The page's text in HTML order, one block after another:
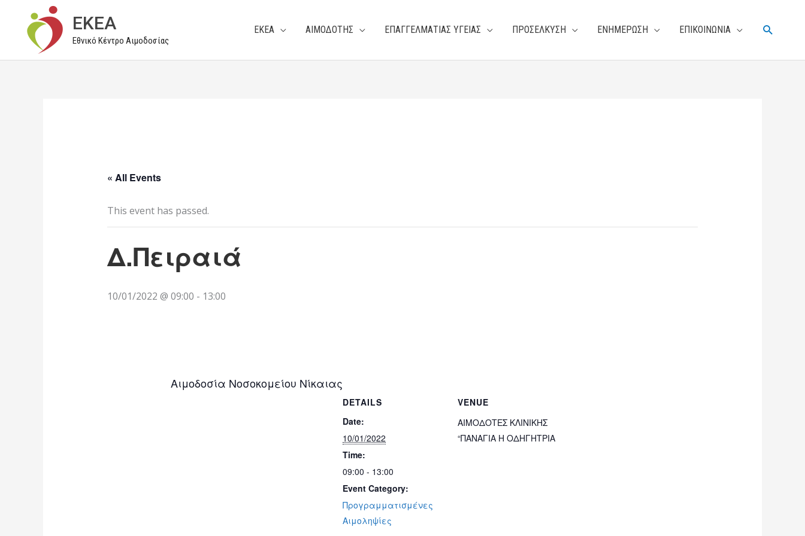
περιεχόμενο
EKEA
Εθνικό Κέντρο Αιμοδοσίας
ΕΚΕΑ ΑΙΜΟΔΟΤΗΣ ΕΠΑΓΓΕΛΜΑΤΙΑΣ ΥΓΕΙΑΣ ΠΡΟΣΕΛΚΥΣΗ ΕΝΗΜΕΡΩΣΗ ΕΠΙΚΟΙΝΩΝΙΑ
« All Events
This event has passed.
Δ.Πειραιά
10/01/2022 @ 09:00 - 13:00
Αιμοδοσία Νοσοκομείου Νίκαιας
DETAILS
Date:
10/01/2022
Time:
09:00 - 13:00
Event Category:
Προγραμματισμένες
Αιμοληψίες
VENUE
ΑΙΜΟΔΟΤΕΣ ΚΛΙΝΙΚΗΣ
“ΠΑΝΑΓΙΑ Η ΟΔΗΓΗΤΡΙΑ